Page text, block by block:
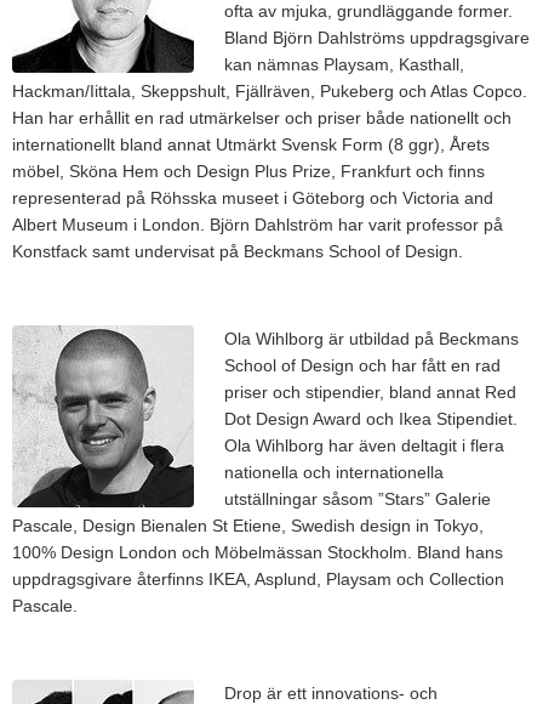
ofta av mjuka, grundläggande former.
Bland Björn Dahlströms uppdragsgivare
kan nämnas Playsam, Kasthall,
Hackman/Iittala, Skeppshult, Fjällräven, Pukeberg och Atlas Copco.
Han har erhållit en rad utmärkelser och priser både nationellt och
internationellt bland annat Utmärkt Svensk Form (8 ggr), Årets
möbel, Sköna Hem och Design Plus Prize, Frankfurt och finns
representerad på Röhsska museet i Göteborg och Victoria and
Albert Museum i London. Björn Dahlström har varit professor på
Konstfack samt undervisat på Beckmans School of Design.
Ola Wihlborg är utbildad på Beckmans
School of Design och har fått en rad
priser och stipendier, bland annat Red
Dot Design Award och Ikea Stipendiet.
Ola Wihlborg har även deltagit i flera
nationella och internationella
utställningar såsom ”Stars” Galerie
Pascale, Design Bienalen St Etiene, Swedish design in Tokyo,
100% Design London och Möbelmässan Stockholm. Bland hans
uppdragsgivare återfinns IKEA, Asplund, Playsam och Collection
Pascale.
Drop är ett innovations- och